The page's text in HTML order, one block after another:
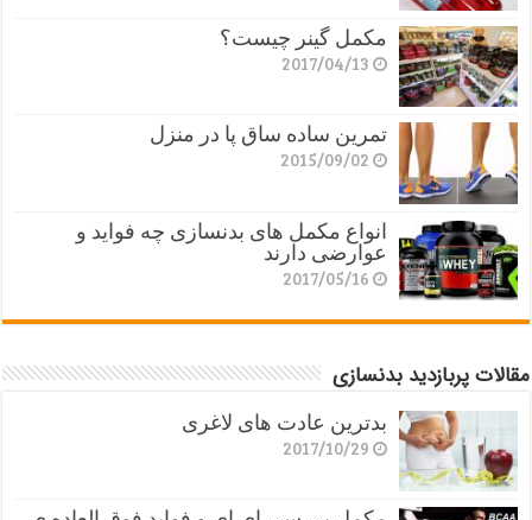
مکمل گینر چیست؟
2017/04/13
تمرین ساده ساق پا در منزل
2015/09/02
انواع مکمل های بدنسازی چه فواید و
عوارضی دارند
2017/05/16
مقالات پربازدید بدنسازی
بدترین عادت های لاغری
2017/10/29